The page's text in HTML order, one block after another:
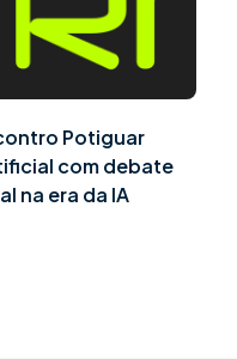
Potiguar
com debate
na era da IA